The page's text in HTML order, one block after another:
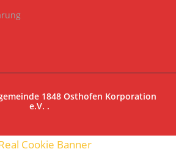
1848 Osthofen Korporation
e.V. .
Cookie Banner